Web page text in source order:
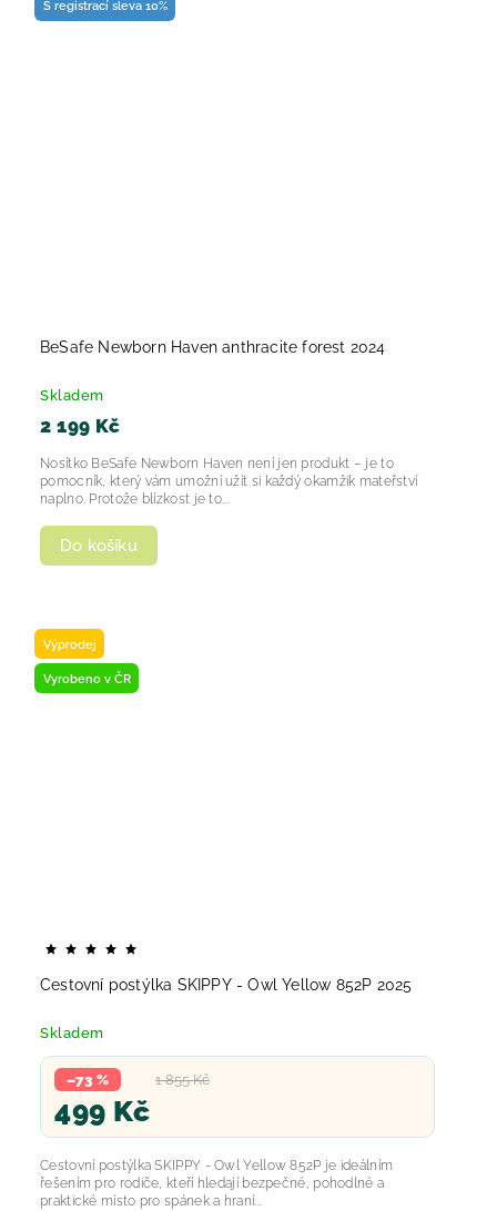
S registrací sleva 10%
BeSafe Newborn Haven anthracite forest 2024
Skladem
2 199 Kč
Do košíku
Nosítko BeSafe Newborn Haven není jen produkt – je to
pomocník, který vám umožní užít si každý okamžik mateřství
naplno. Protože blízkost je to...
Výprodej
Vyrobeno v ČR
Cestovní postýlka SKIPPY - Owl Yellow 852P 2025
Skladem
1 855 Kč
–73 %
499 Kč
Cestovní postýlka SKIPPY - Owl Yellow 852P je ideálním
řešením pro rodiče, kteří hledají bezpečné, pohodlné a
praktické místo pro spánek a hraní...